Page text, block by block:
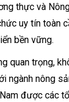
thực và
uy tín toàn
bền vững.
quan trọng,
ngành nông
được các